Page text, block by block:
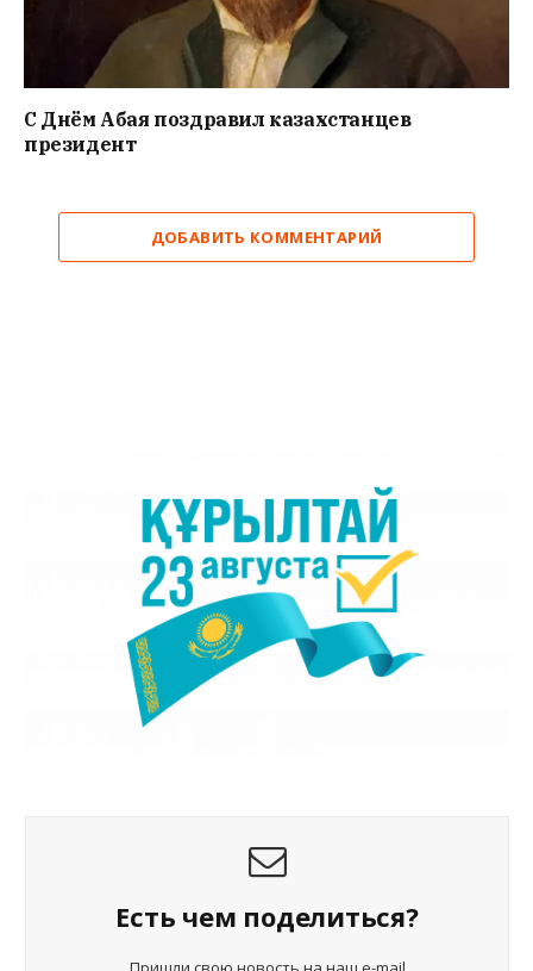
С Днём Абая поздравил казахстанцев
президент
ДОБАВИТЬ КОММЕНТАРИЙ
Есть чем поделиться?